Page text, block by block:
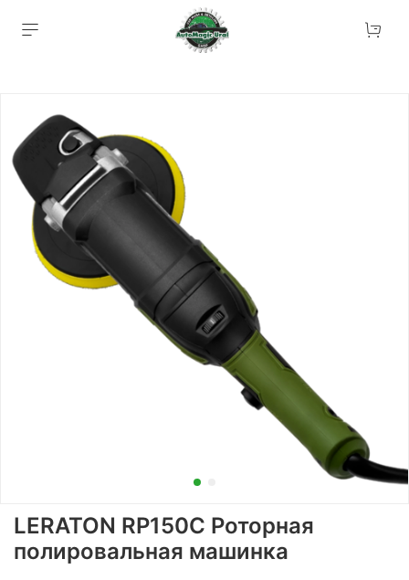
LERATON RP150C Роторная
полировальная машинка